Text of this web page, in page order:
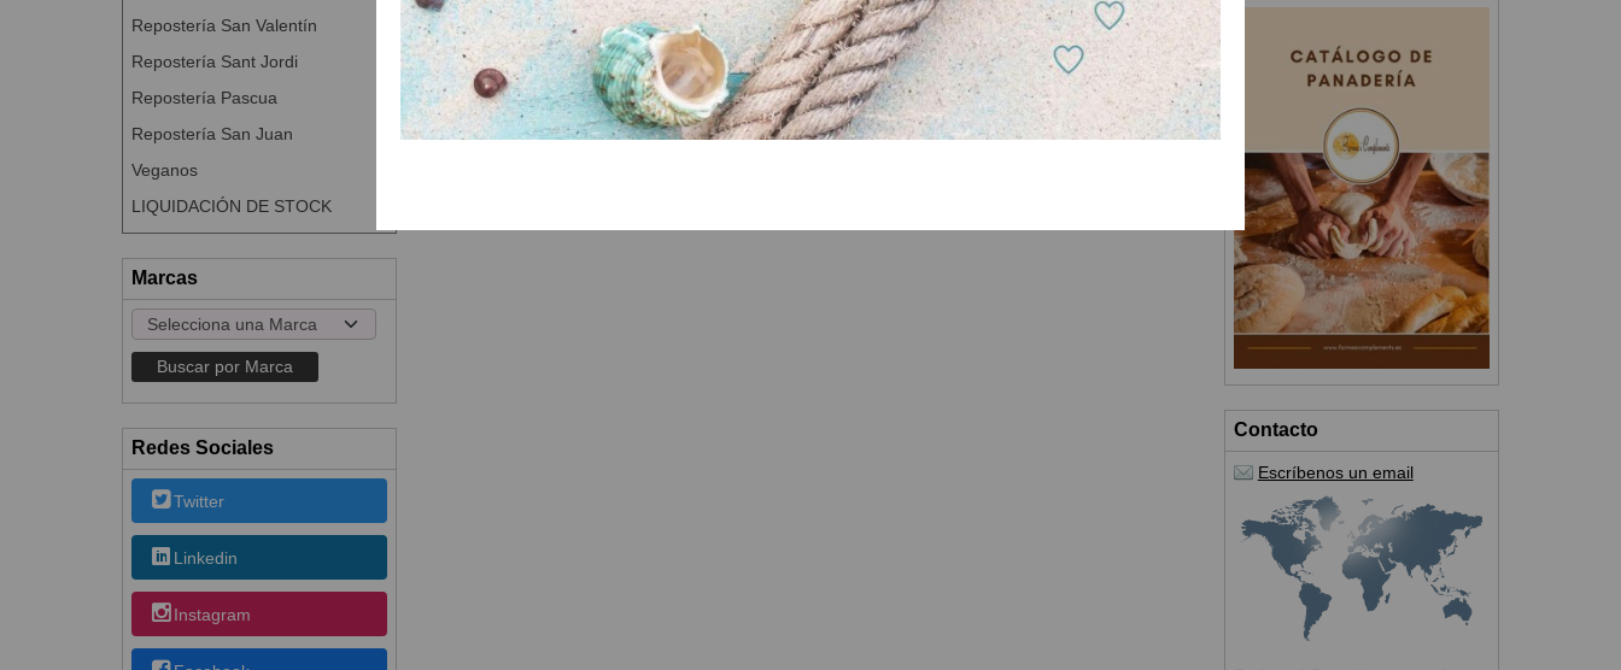
Repostería San Valentín
Repostería Sant Jordi
Repostería Pascua
Repostería San Juan
Veganos
LIQUIDACIÓN DE STOCK
Marcas
Redes Sociales
Twitter
Linkedin
Instagram
Contacto
Escríbenos un email